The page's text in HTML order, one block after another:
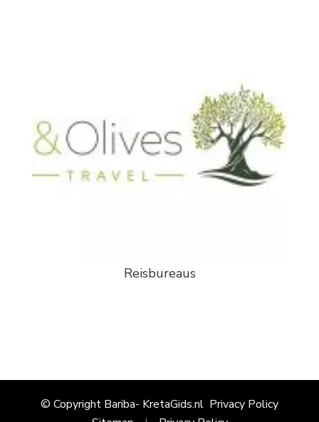
Reisbureaus
© Copyright Bariba- KretaGids.nl Privacy Policy